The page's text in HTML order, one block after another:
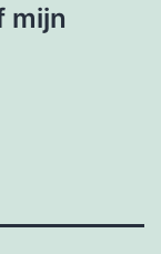
mijn